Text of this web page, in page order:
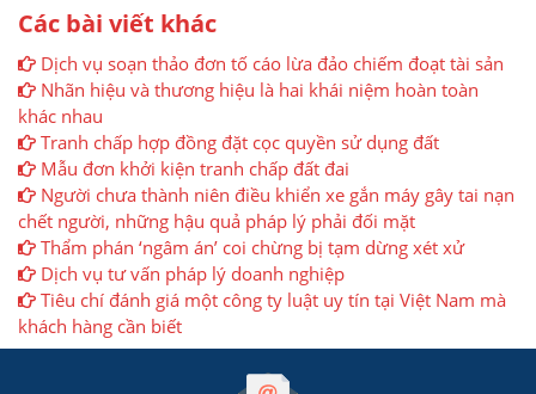
Các bài viết khác
Dịch vụ soạn thảo đơn tố cáo lừa đảo chiếm đoạt tài sản
Nhãn hiệu và thương hiệu là hai khái niệm hoàn toàn
khác nhau
Tranh chấp hợp đồng đặt cọc quyền sử dụng đất
Mẫu đơn khởi kiện tranh chấp đất đai
Người chưa thành niên điều khiển xe gắn máy gây tai nạn
chết người, những hậu quả pháp lý phải đối mặt
Thẩm phán ‘ngâm án’ coi chừng bị tạm dừng xét xử
Dịch vụ tư vấn pháp lý doanh nghiệp
Tiêu chí đánh giá một công ty luật uy tín tại Việt Nam mà
khách hàng cần biết